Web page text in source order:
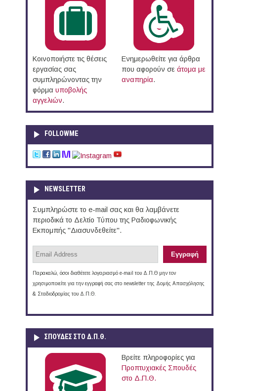
Κοινοποιήστε τις θέσεις
εργασίας σας
συμπληρώνοντας την
φόρμα υποβολής
αγγελιών.
Ενημερωθείτε για άρθρα
που αφορούν σε άτομα με
αναπηρία.
FOLLOWME
NEWSLETTER
Συμπληρώστε το e-mail σας και θα λαμβάνετε
περιοδικά το Δελτίο Τύπου της Ραδιοφωνικής
Εκπομπής "Διασυνδεθείτε".
Παρακαλώ, όσοι διαθέτετε λογαριασμό e-mail του Δ.Π.Θ μην τον
χρησιμοποιείτε για την εγγραφή σας στο newsletter της Δομής Απασχόλησης
& Σταδιοδρομίας του Δ.Π.Θ.
ΣΠΟΥΔΈΣ ΣΤΟ Δ.Π.Θ.
Βρείτε πληροφορίες για
Προπτυχιακές Σπουδές
στο Δ.Π.Θ.